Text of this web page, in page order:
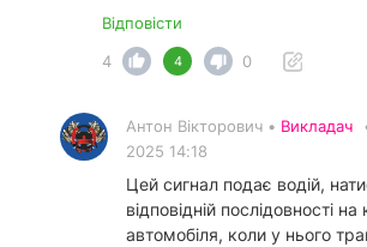
Відповісти
4
4 0
Антон Вікторович • Викладач
2025 14:18
Цей сигнал подає водій,
відповідній послідовності
автомобіля, коли у нього